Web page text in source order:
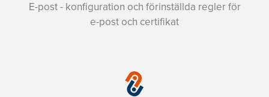
E-post - konfiguration och förinställda regler för
e-post och certifikat